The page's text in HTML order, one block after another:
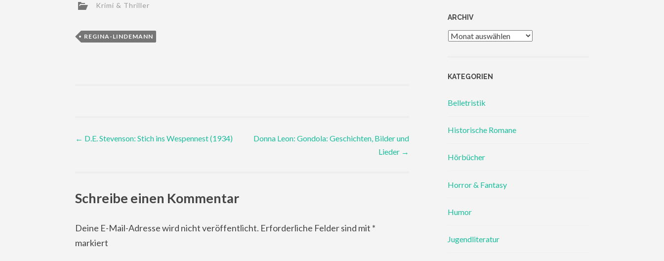
Krimi & Thriller
REGINA-LINDEMANN
Post
← D.E. Stevenson: Stich ins Wespennest (1934)
Donna Leon: Gondola: Geschichten, Bilder und
Lieder →
Schreibe einen Kommentar
Deine E-Mail-Adresse wird nicht veröffentlicht. Erforderliche Felder sind mit *
markiert
ARCHIV
Archiv
KATEGORIEN
Belletristik
Historische Romane
Hörbücher
Horror & Fantasy
Humor
Jugendliteratur